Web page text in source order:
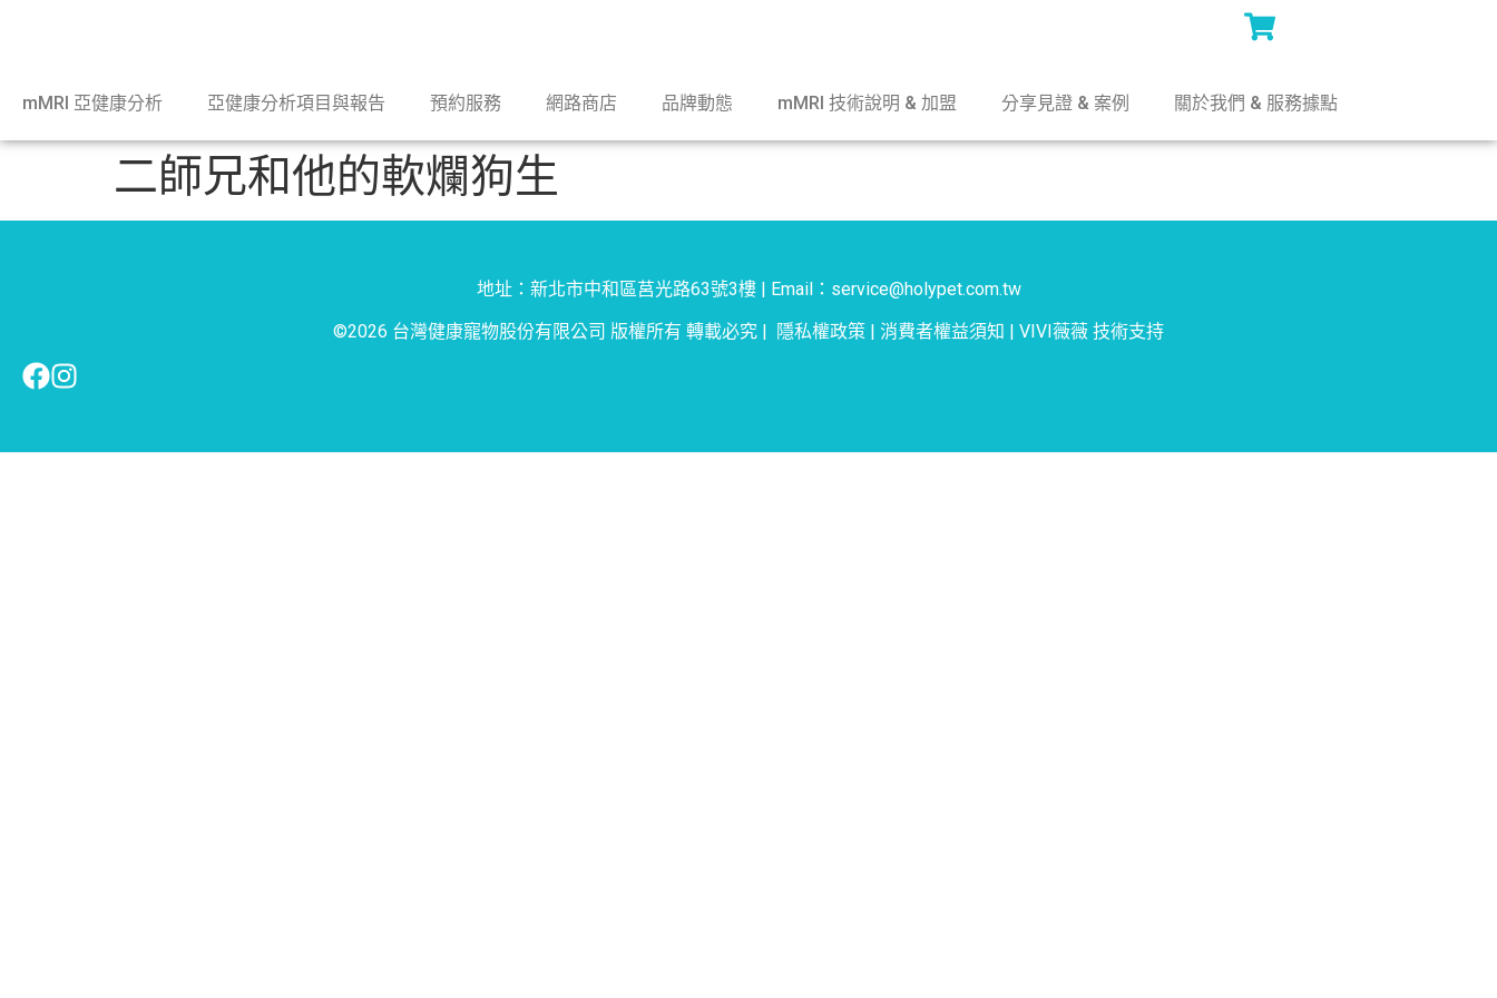
mMRI 亞健康分析 亞健康分析項目與報告 預約服務 網路商店 品牌動態 mMRI 技術說明 & 加盟 分享見證 & 案例 關於我們 & 服務據點
二師兄和他的軟爛狗生
地址：新北市中和區莒光路63號3樓 | Email：service@holypet.com.tw
©2026 台灣健康寵物股份有限公司 版權所有 轉載必究 | 隱私權政策 消費者權益須知 VIVI薇薇 技術支持